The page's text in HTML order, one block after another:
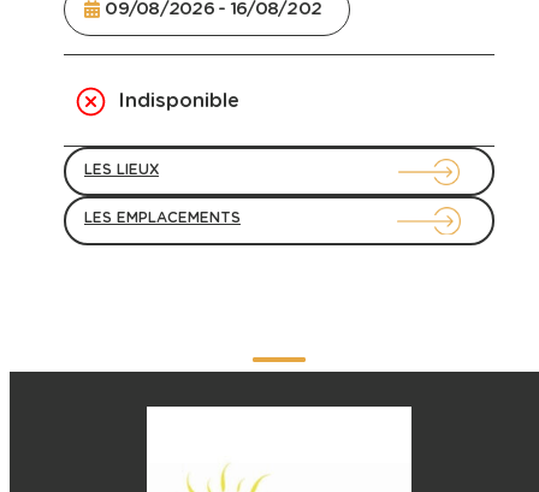
Indisponible
LES LIEUX
LES EMPLACEMENTS